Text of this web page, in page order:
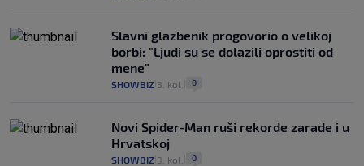
Slavni glazbenik progovorio o velikoj
borbi: "Ljudi su se dolazili oprostiti od
mene"
SHOWBIZ 3. kol. 0
Novi Spider-Man ruši rekorde zarade i u
Hrvatskoj
SHOWBIZ 3. kol. 0